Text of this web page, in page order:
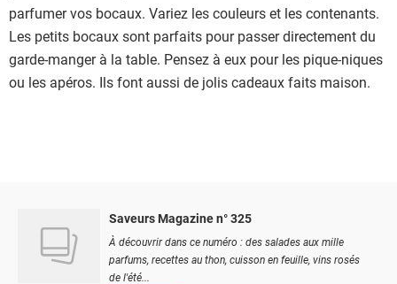
parfumer vos bocaux. Variez les couleurs et les contenants.
Les petits bocaux sont parfaits pour passer directement du
garde-manger à la table. Pensez à eux pour les pique-niques
ou les apéros. Ils font aussi de jolis cadeaux faits maison.
Saveurs Magazine n° 325
À découvrir dans ce numéro : des salades aux mille
parfums, recettes au thon, cuisson en feuille, vins rosés
de l'été...